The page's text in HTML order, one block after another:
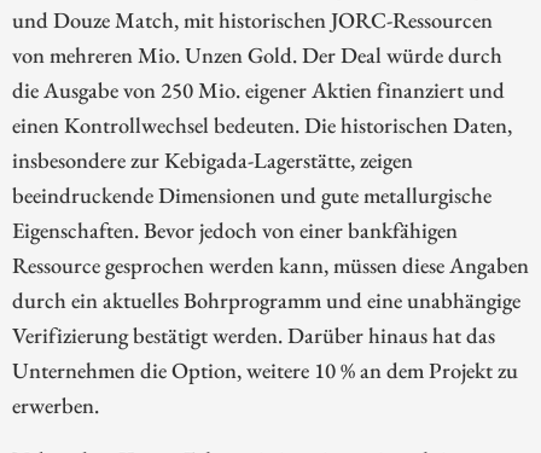
und Douze Match, mit historischen JORC-Ressourcen
von mehreren Mio. Unzen Gold. Der Deal würde durch
die Ausgabe von 250 Mio. eigener Aktien finanziert und
einen Kontrollwechsel bedeuten. Die historischen Daten,
insbesondere zur Kebigada-Lagerstätte, zeigen
beeindruckende Dimensionen und gute metallurgische
Eigenschaften. Bevor jedoch von einer bankfähigen
Ressource gesprochen werden kann, müssen diese Angaben
durch ein aktuelles Bohrprogramm und eine unabhängige
Verifizierung bestätigt werden. Darüber hinaus hat das
Unternehmen die Option, weitere 10 % an dem Projekt zu
erwerben.